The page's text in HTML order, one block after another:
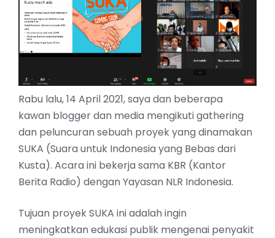
Rabu lalu, 14 April 2021, saya dan beberapa
kawan blogger dan media mengikuti gathering
dan peluncuran sebuah proyek yang dinamakan
SUKA (Suara untuk Indonesia yang Bebas dari
Kusta). Acara ini bekerja sama KBR (Kantor
Berita Radio) dengan Yayasan NLR Indonesia.
Tujuan proyek SUKA ini adalah ingin
meningkatkan edukasi publik mengenai penyakit